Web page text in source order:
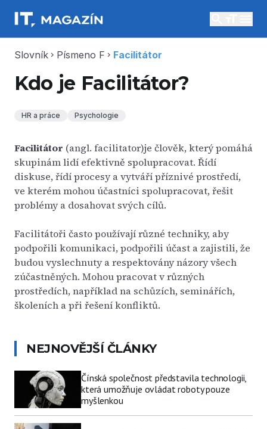
Slovník chevron_right Písmeno F chevron_right Facilitátor
Kdo je Facilitátor?
HR a práce Psychologie
Facilitátor (angl. facilitator)je člověk, který pomáhá
skupinám lidí efektivně spolupracovat. Řídí
diskuse, řídí procesy a vytváří příznivé prostředí,
ve kterém mohou účastníci spolupracovat, řešit
problémy a dosahovat svých cílů.
Facilitátoři často používají různé techniky, aby
podpořili komunikaci, podpořili účast a zajistili, že
budou vyslechnuty a respektovány názory všech
zúčastněných. Mohou pracovat v různých
prostředích, například na schůzích, seminářích,
školeních a při řešení konfliktů.
NEJNOVĚJŠÍ ČLÁNKY
Čínská společnost představila technologii,
která umožňuje ovládat roboty pouze
myšlenkou